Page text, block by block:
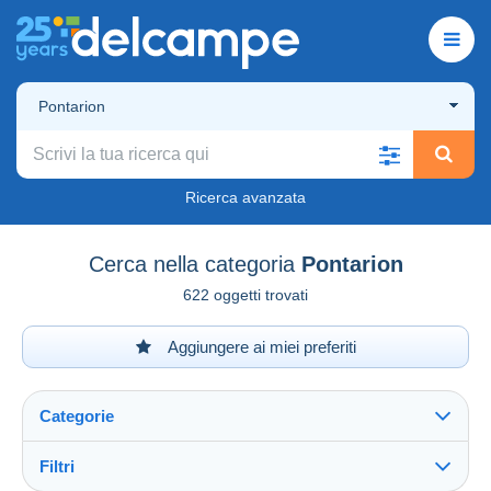
Pontarion
Ricerca avanzata
Cerca nella categoria Pontarion
622 oggetti trovati
Aggiungere ai miei preferiti
Categorie
Filtri